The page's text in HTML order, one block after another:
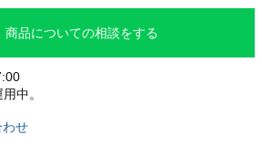
商品についての相談をする
中。
わせ